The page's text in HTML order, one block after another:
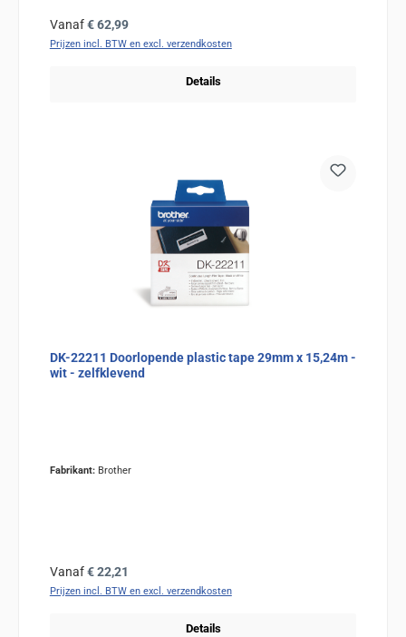
Normale prijs:
Vanaf€ 62,99
Prijzen incl. BTW en excl. verzendkosten
Details
DK-22211 Doorlopende plastic tape 29mm x 15,24m -
wit - zelfklevend
Fabrikant: Brother
Normale prijs:
Vanaf€ 22,21
Prijzen incl. BTW en excl. verzendkosten
Details